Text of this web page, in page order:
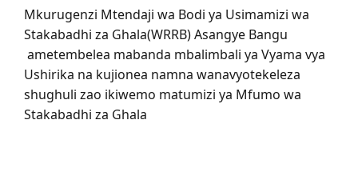
Mkurugenzi Mtendaji wa Bodi ya Usimamizi wa
Stakabadhi za Ghala(WRRB) Asangye Bangu
ametembelea mabanda mbalimbali ya Vyama vya
Ushirika na kujionea namna wanavyotekeleza
shughuli zao ikiwemo matumizi ya Mfumo wa
Stakabadhi za Ghala